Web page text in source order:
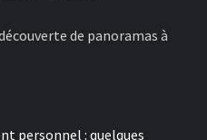
de panoramas à
personnel : quelques